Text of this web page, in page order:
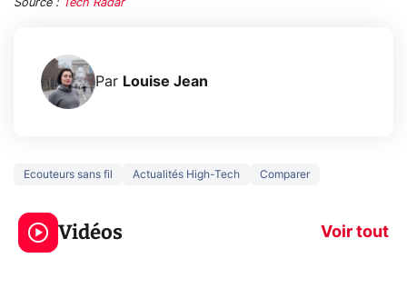
Source : Tech Radar
Par Louise Jean
Ecouteurs sans fil Actualités High-Tech Comparer
Vidéos Voir tout
3 écrans en 1 pour
319€ ? Voici L'AOC
CQ32G4ZA !
5
prochaine